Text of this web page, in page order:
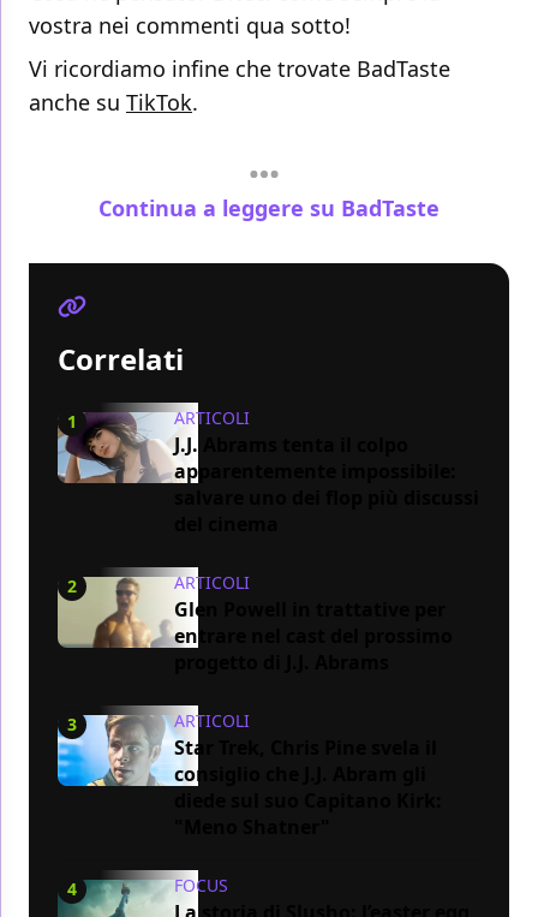
vostra nei commenti qua sotto!
Vi ricordiamo infine che trovate BadTaste
anche su TikTok.
Continua a leggere su BadTaste
Correlati
1 ARTICOLI
J.J. Abrams tenta il colpo
apparentemente impossibile:
2 ARTICOLI
Glen Powell in trattative per
entrare nel cast del prossimo
3 ARTICOLI
Star Trek, Chris Pine svela il
consiglio che J.J. Abram gli
4 FOCUS